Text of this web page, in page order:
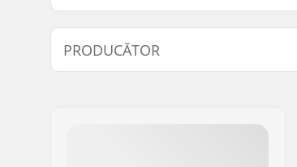
Diametru Roată:
Duritate Roți:
PRODUCĂTOR